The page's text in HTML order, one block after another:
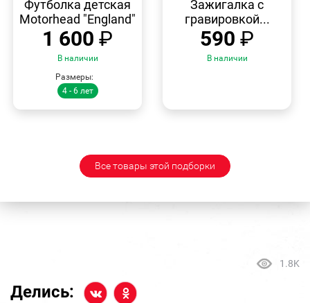
Футболка детская
Motorhead "England"
1 600 ₽
В наличии
Размеры:
4 - 6 лет
Зажигалка с
гравировкой...
590 ₽
В наличии
Все товары этой подборки
1.8K
Делись: